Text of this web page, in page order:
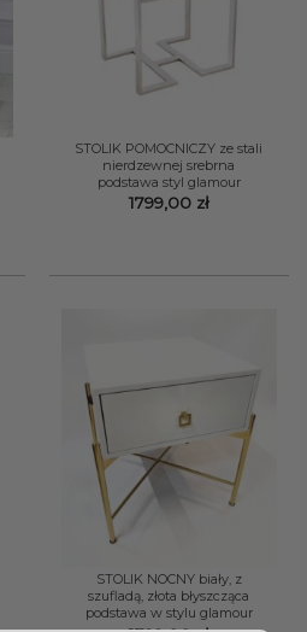
STOLIK POMOCNICZY ze stali
nierdzewnej srebrna
podstawa styl glamour
1799,00 zł
STOLIK NOCNY biały, z
szufladą, złota błyszcząca
podstawa w stylu glamour